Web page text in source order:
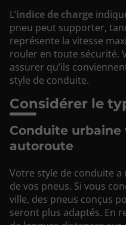
L’indice de charge
pneu peut supporter,
représente la vitesse
rouler en toute sécurité.
assurer qu’ils
style de conduite.
Considérer le
Conduite urbaine
autoroute
Votre style de conduite
de vos pneus. Si vous
ville, des pneus conçus
seront plus adaptés. En